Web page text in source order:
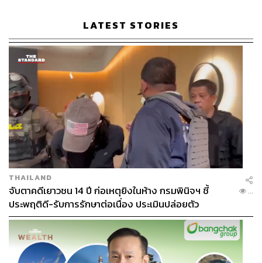
LATEST STORIES
THAILAND
จับตาคดีเยาวชน 14 ปี ก่อเหตุยิงในห้าง กรมพินิจฯ ชี้
ประพฤติดี-รับการรักษาต่อเนื่อง ประเมินปล่อยตัว
...